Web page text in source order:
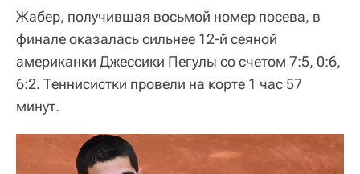
Жабер, получившая восьмой номер посева, в
финале оказалась сильнее 12-й сеяной
американки Джессики Пегулы со счетом 7:5, 0:6,
6:2. Теннисистки провели на корте 1 час 57
минут.